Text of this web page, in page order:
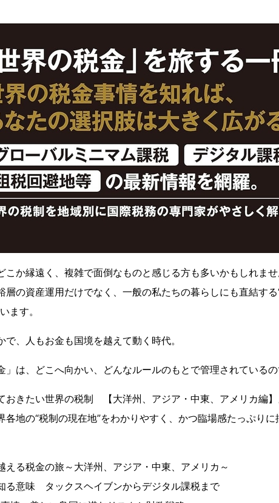
こか縁遠く、複雑で面倒なものと感じる方も多いかもしれま
層の資産運用だけでなく、一般の私たちの暮らしにも直結す
ます。
で、人もお金も国境を越えて動く時代。
」は、どこへ向かい、どんなルールのもとで管理されている
おきたい世界の税制 【大洋州、アジア・中東、アメリカ編
各地の“税制の現在地”をわかりやすく、かつ臨場感たっぷりに
る税金の旅～大洋州、アジア・中東、アメリカ～
意味 タックスヘイブンからデジタル課税まで